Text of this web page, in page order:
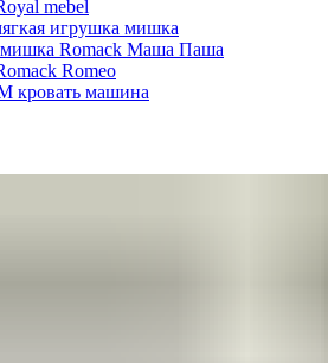
mebel
игрушка мишка
мишка Romack Маша Паша
Romeo
кровать машина